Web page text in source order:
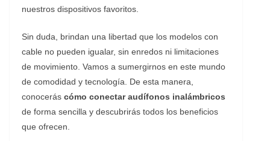
nuestros dispositivos favoritos.
Sin duda, brindan una libertad que los modelos con
cable no pueden igualar, sin enredos ni limitaciones
de movimiento. Vamos a sumergirnos en este mundo
de comodidad y tecnología. De esta manera,
conocerás cómo conectar audífonos inalámbricos
de forma sencilla y descubrirás todos los beneficios
que ofrecen.